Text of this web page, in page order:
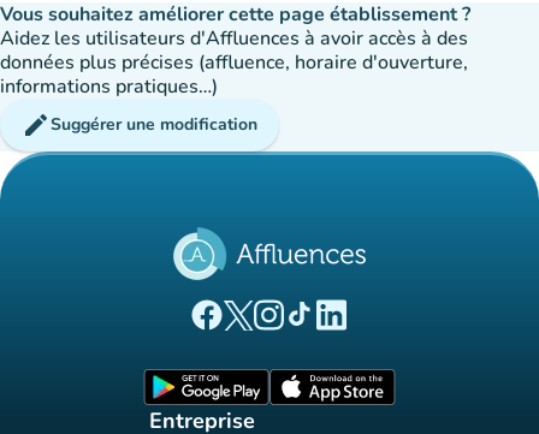
Vous souhaitez améliorer cette page établissement ?
Aidez les utilisateurs d'Affluences à avoir accès à des
données plus précises (affluence, horaire d'ouverture,
informations pratiques…)
editSuggérer une modification
(nouvel onglet)
(nouvel onglet)
(nouvel onglet)
(nouvel onglet)
(nouvel onglet)
Entreprise